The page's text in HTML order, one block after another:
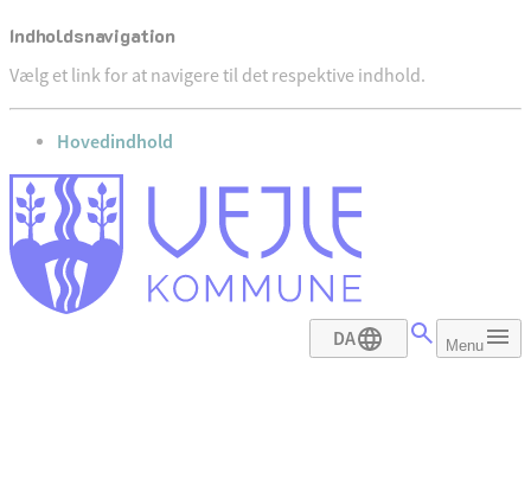
Indholdsnavigation
Vælg et link for at navigere til det respektive indhold.
gå til
Hovedindhold
DA Menu